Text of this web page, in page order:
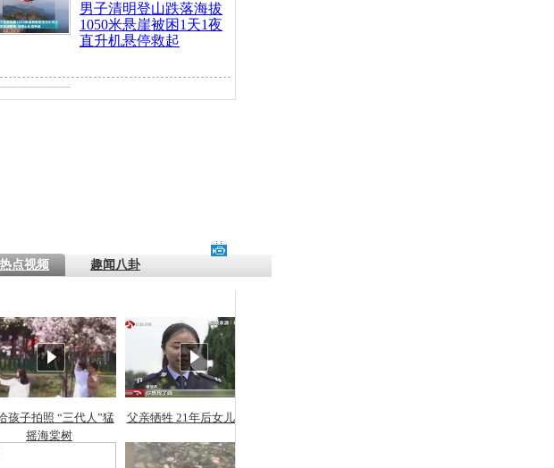
男子清明登山跌落海拔
1050米悬崖被困1天1夜
直升机悬停救起
探访传承四千年传统习
俗：近万民众为娥皇女
英省亲送行
热点视频 趣闻八卦
孩子拍照 “三代人”猛
摇海棠树
父亲牺牲 21年后女儿从警